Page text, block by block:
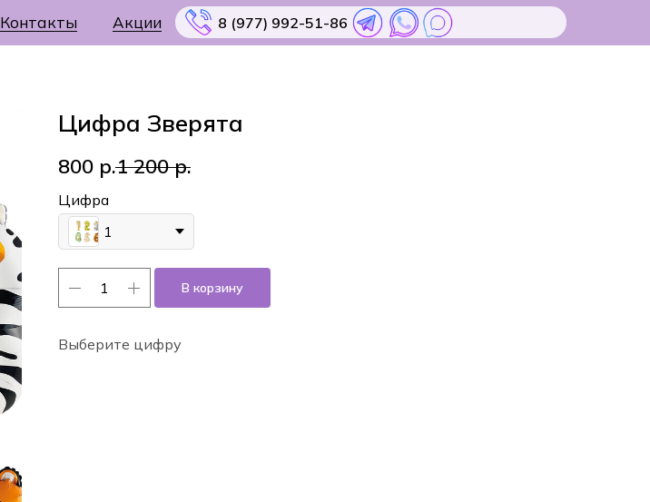
Акции
Контакты 8 (977) 992-51-86
Цифра Зверята
800 р.1 200 р.
Цифра
1
В корзину
Выберите цифру